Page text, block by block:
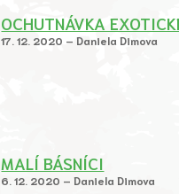
OCHUTNÁVKA
17. 12. 2020 – Daniela Dimova
MALÍ BÁSNÍCI
6. 12. 2020 – Daniela Dimova